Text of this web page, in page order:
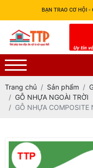
BẠN TRAO CƠ HỘI -
Trang chủ Sản phẩm
GỖ NHỰA NGOÀI TRỜI
GỖ NHỰA COMPOSITE